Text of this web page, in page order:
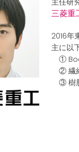
三菱重
2016年
主に以
①
② 繊
③ 樹